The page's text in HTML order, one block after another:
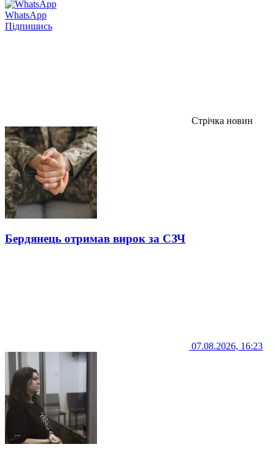
WhatsApp
Підпишись
Стрічка новин
Бердянець отримав вирок за СЗЧ
07.08.2026, 16:23